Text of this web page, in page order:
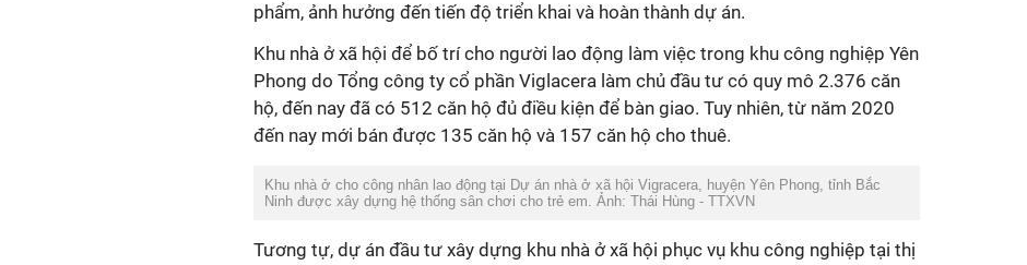
phẩm, ảnh hưởng đến tiến độ triển khai và hoàn thành dự án.
Khu nhà ở xã hội để bố trí cho người lao động làm việc trong khu công nghiệp Yên
Phong do Tổng công ty cổ phần Viglacera làm chủ đầu tư có quy mô 2.376 căn
hộ, đến nay đã có 512 căn hộ đủ điều kiện để bàn giao. Tuy nhiên, từ năm 2020
đến nay mới bán được 135 căn hộ và 157 căn hộ cho thuê.
Khu nhà ở cho công nhân lao động tại Dự án nhà ở xã hội Vigracera, huyện Yên Phong, tỉnh Bắc
Ninh được xây dựng hệ thống sân chơi cho trẻ em. Ảnh: Thái Hùng - TTXVN
Tương tự, dự án đầu tư xây dựng khu nhà ở xã hội phục vụ khu công nghiệp tại thị